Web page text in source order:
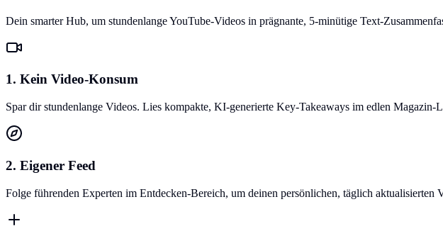
Dein smarter Hub, um stundenlange YouTube-Videos in prägnante, 5-minütige Text-
1. Kein Video-Konsum
Spar dir stundenlange Videos. Lies kompakte, KI-generierte Key-Takeaways im edlen Magazin-
2. Eigener Feed
Folge führenden Experten im Entdecken-Bereich, um deinen persönlichen, täglich aktualisierten